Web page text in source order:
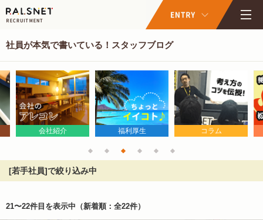
社員が本気で書いている！スタッフブログ
会社紹介 福利厚生 コラム
[若手社員]で絞り込み中
21〜22件目を表示中 （新着順：全22件）